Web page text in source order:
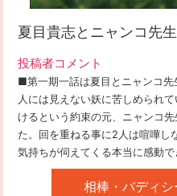
夏目貴志とニャンコ先生
投稿者コメント
■第一期一話は夏目とニャンコ
人には見えない妖に苦しめられ
けるという約束の元、ニャンコ
た。回を重ねる事に2人は喧嘩し
気持ちが伺えてくる本当に感動で
相棒・バディシ